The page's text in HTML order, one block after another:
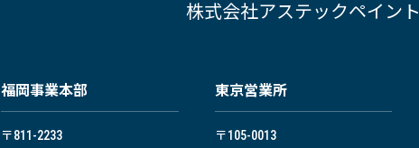
株式会社アステックペイント
福岡事業本部
〒811-2233
東京営業所
〒105-0013